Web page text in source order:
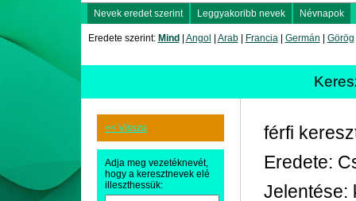
Nevek eredet szerint Leggyakoribb nevek Névnapok
Eredete szerint: Mind Angol Arab| Francia| Germán Görög
<< Vissza
Adja meg vezetéknevét,
hogy a keresztnevek elé
illeszthessük:
férfi
Eredete:
Jelentése: